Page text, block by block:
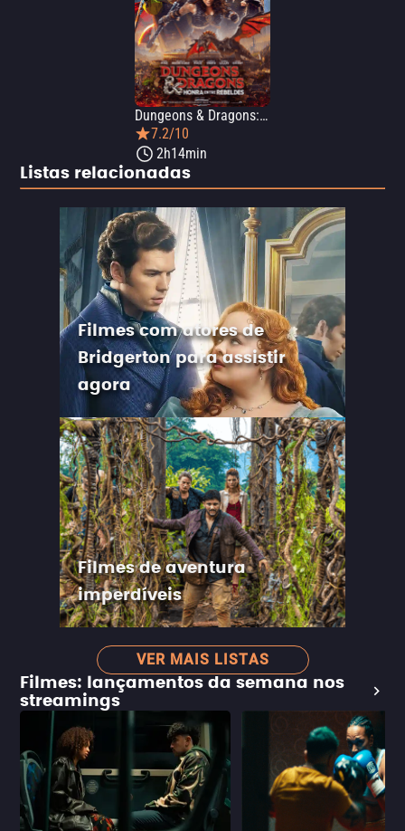
Dungeons & Dragons: Honra Entre Rebeldes
7.2/10
2h14min
Listas relacionadas
Filmes com atores de
Bridgerton para assistir
agora
Filmes de aventura
imperdíveis
VER MAIS LISTAS
Filmes: lançamentos da semana nos
streamings